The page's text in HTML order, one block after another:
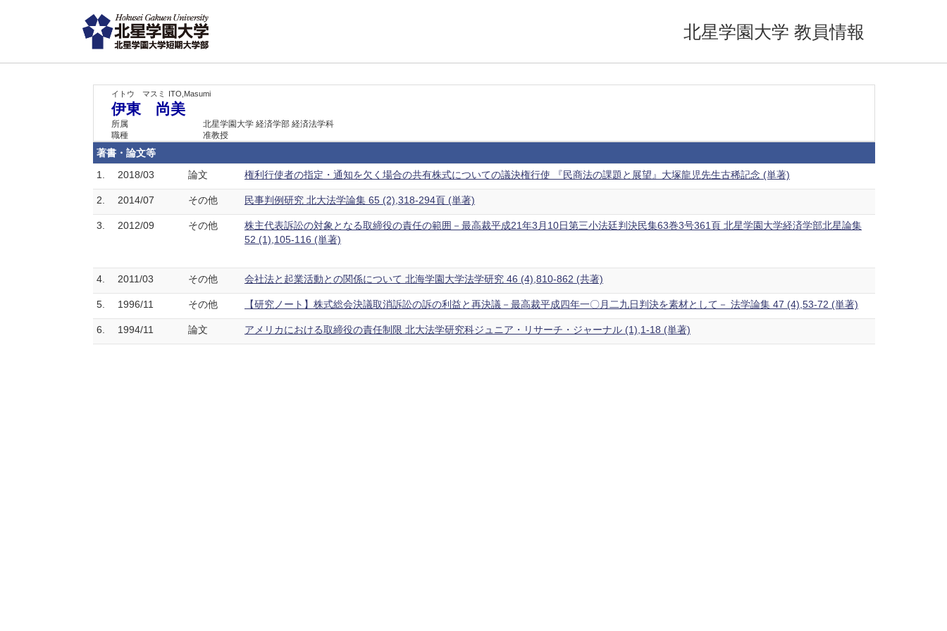
北星学園大学 教員情報
イトウ マスミ ITO,Masumi
伊東 尚美
所属
北星学園大学 経済学部 経済法学科
職種
准教授
著書・論文等
1.
2018/03 論文 権利行使者の指定・通知を欠く場合の共有株式についての議決権行使 『民商法の課題と展望』大塚龍児先生古稀記念 (単著)
2. 2014/07 その他 民事判例研究 北大法学論集 65 (2),318-294頁 (単著)
3. 2012/09 その他
株主代表訴訟の対象となる取締役の責任の範囲－最高裁平成21年3月10日第三小法廷判決民集63巻3号361頁 北星学園大学経済学部北星論集
52 (1),105-116 (単著)
4. 2011/03 その他 会社法と起業活動との関係について 北海学園大学法学研究 46 (4),810-862 (共著)
5. 1996/11 その他 【研究ノート】株式総会決議取消訴訟の訴の利益と再決議－最高裁平成四年一〇月二九日判決を素材として－ 法学論集 47 (4),53-72 (単著)
6. 1994/11 論文 アメリカにおける取締役の責任制限 北大法学研究科ジュニア・リサーチ・ジャーナル (1),1-18 (単著)